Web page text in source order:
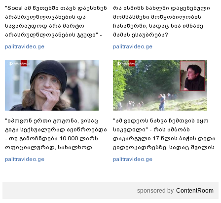
"Soos! ამ წუთებში თავს დაესხნენ
არასრულწლოვანების და
სავარაუდოდ არა მარტო
არასრულწლოვანების ჯგუფი" -
რა ინფორმაციას ავრცელებს
palitravideo.ge
"იპოვონ ერთი გოგონა, ვისაც
გიგა სექსუალურად ავიწროებდა
- თუ გამოჩნდება 10 000 ლარს
ოფიციალურად, სახალხოდ
გადავცემ" - ეკა კუპატაძე
palitravideo.ge
რა ისმინს სახლში დაყენებული
მომსასმენი მოწყობილობის
ჩანაწერში, სადაც ნია იმნაძე
მამას ესაუბრება?
palitravideo.ge
"ამ ვიდეოს ნახვა ჩემთვის იყო
სიკვდილი" - რას ამბობს
დაკარგული 17 წლის ბიჭის დედა
ვიდეოკადრებზე, სადაც შვილის
განწირული ვედრების ხმა
palitravideo.ge
sponsored by ContentRoom